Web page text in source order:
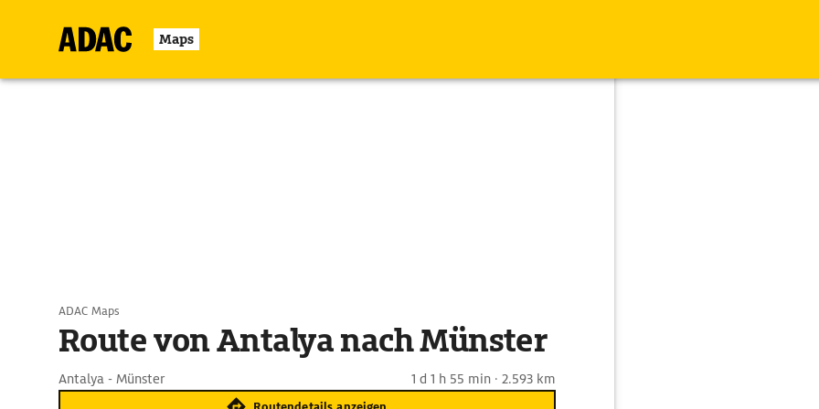
Maps
ADAC Maps
Route von Antalya nach Münster
Antalya - Münster 1 d 1 h 55 min · 2.593 km